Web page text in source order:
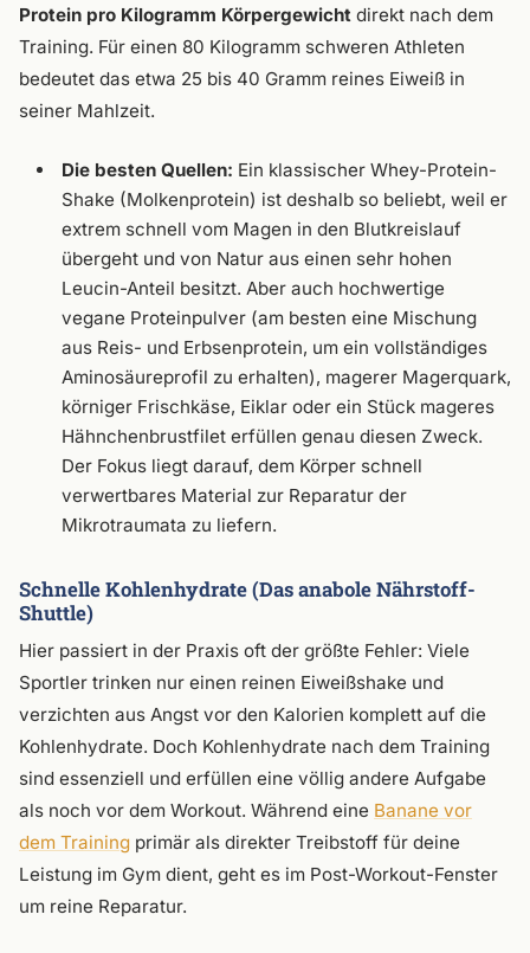
Protein pro Kilogramm Körpergewicht direkt nach dem
Training. Für einen 80 Kilogramm schweren Athleten
bedeutet das etwa 25 bis 40 Gramm reines Eiweiß in
seiner Mahlzeit.
Die besten Quellen: Ein klassischer Whey-Protein-
Shake (Molkenprotein) ist deshalb so beliebt, weil er
extrem schnell vom Magen in den Blutkreislauf
übergeht und von Natur aus einen sehr hohen
Leucin-Anteil besitzt. Aber auch hochwertige
vegane Proteinpulver (am besten eine Mischung
aus Reis- und Erbsenprotein, um ein vollständiges
Aminosäureprofil zu erhalten), magerer Magerquark,
körniger Frischkäse, Eiklar oder ein Stück mageres
Hähnchenbrustfilet erfüllen genau diesen Zweck.
Der Fokus liegt darauf, dem Körper schnell
verwertbares Material zur Reparatur der
Mikrotraumata zu liefern.
Schnelle Kohlenhydrate (Das anabole Nährstoff-
Shuttle)
Hier passiert in der Praxis oft der größte Fehler: Viele
Sportler trinken nur einen reinen Eiweißshake und
verzichten aus Angst vor den Kalorien komplett auf die
Kohlenhydrate. Doch Kohlenhydrate nach dem Training
sind essenziell und erfüllen eine völlig andere Aufgabe
als noch vor dem Workout. Während eine Banane vor
dem Training primär als direkter Treibstoff für deine
Leistung im Gym dient, geht es im Post-Workout-Fenster
um reine Reparatur.